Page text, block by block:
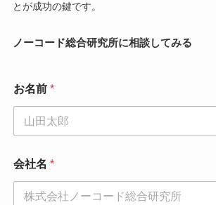
とが成功の鍵です。
ノーコード総合研究所に相談してみる
お名前 *
会社名 *